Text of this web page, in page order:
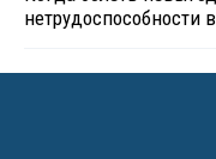
нетрудоспособности